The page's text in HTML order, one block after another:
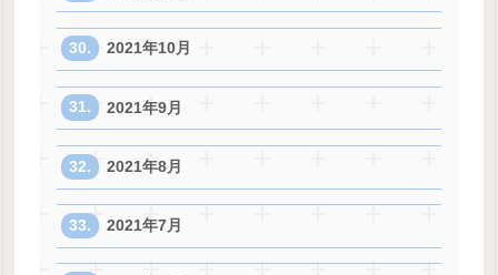
2021年10月
2021年9月
2021年8月
2021年7月